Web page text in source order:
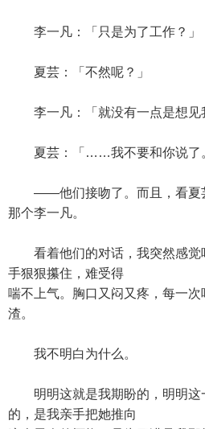
李一凡：「只是为了工作？」
夏芸：「不然呢？」
李一凡：「就没有一点是想见
夏芸：「……我不要和你说了。
——他们接吻了。而且，看夏
那个李一凡。
看着他们的对话，我突然感觉
手狠狠攥住，难受得
喘不上气。胸口又闷又疼，每一
渣。
我不明白为什么。
明明这就是我期盼的，明明这
的，是我亲手把她推向